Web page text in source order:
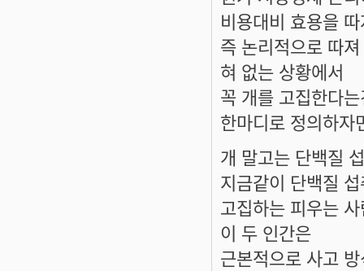
비용대비 효용을
즉 논리적으로 따
혀 없는 상황에서
꼭 개를 고집한다
한마디로 정의하자
개 말고는 단백질
지금같이 단백질
고집하는 피우는
이 두 인간은
근본적으로 사고